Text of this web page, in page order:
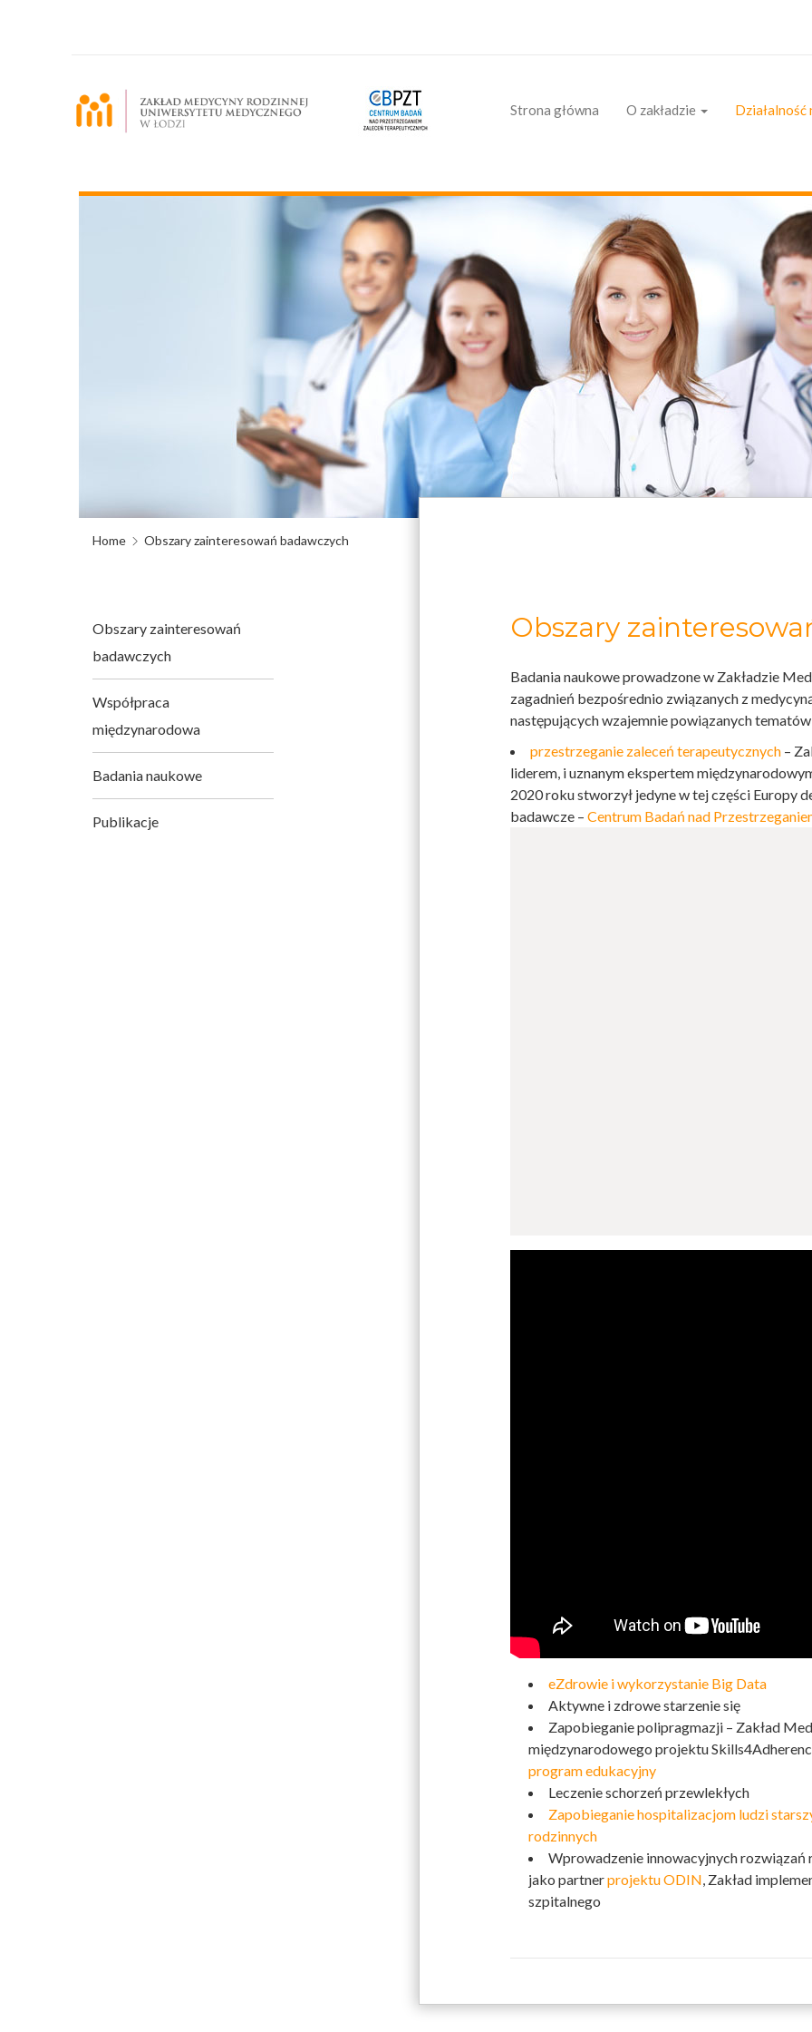
Strona główna O zakładzie Działalność
Home Obszary zainteresowań badawczych
Obszary zainteresowań
badawczych
Współpraca
międzynarodowa
Badania naukowe
Publikacje
Obszary
Badania naukowe prowadzone w Zakładzie
zagadnień bezpośrednio związanych z
następujących wzajemnie powiązanych
przestrzeganie zaleceń terapeutycznych –
liderem, i uznanym ekspertem
2020 roku stworzył jedyne w tej części Europy
badawcze – Centrum Badań nad
eZdrowie i wykorzystanie Big Data
Aktywne i zdrowe starzenie się
Zapobieganie polipragmazji – Zakład
międzynarodowego projektu
program edukacyjny
Leczenie schorzeń przewlekłych
Zapobieganie hospitalizacjom ludzi
rodzinnych
Wprowadzenie innowacyjnych
jako partnerprojektu ODIN, Zakład
szpitalnego